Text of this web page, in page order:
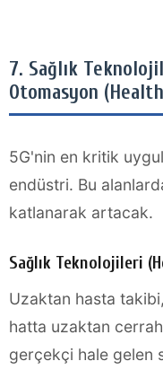
7. Sağlık
Otomasyon
5G'nin en kritik
endüstri. Bu
katlanarak artacak.
Sağlık Teknolojileri
Uzaktan hasta
hatta uzaktan
gerçekçi hale gelen